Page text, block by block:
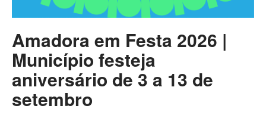
Amadora em Festa 2026 |
Município festeja
aniversário de 3 a 13 de
setembro